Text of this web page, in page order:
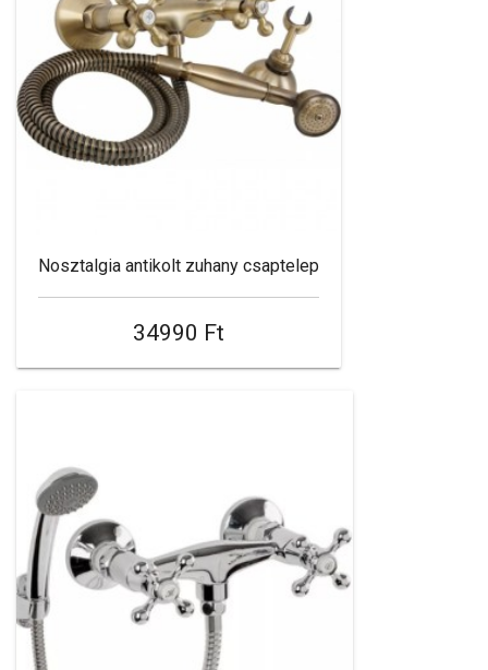
Nosztalgia antikolt zuhany csaptelep
34990 Ft